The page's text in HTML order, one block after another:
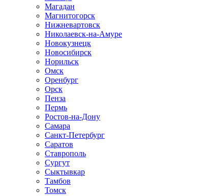
Магадан
Магнитогорск
Нижневартовск
Николаевск-на-Амуре
Новокузнецк
Новосибирск
Норильск
Омск
Оренбург
Орск
Пенза
Пермь
Ростов-на-Дону
Самара
Санкт-Петербург
Саратов
Ставрополь
Сургут
Сыктывкар
Тамбов
Томск